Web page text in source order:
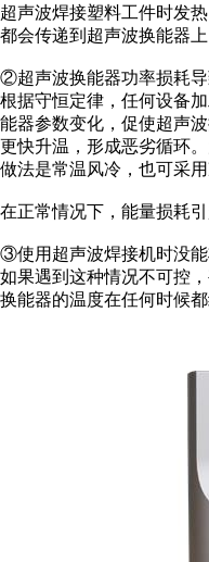
超声波焊接塑料工件时发
都会传递到超声波换能器上
②超声波换能器功率损耗导
根据守恒定律，任何设备
能器参数变化，促使超声
更快升温，形成恶劣循环
做法是常温风冷，也可采用
在正常情况下，能量损耗
③使用超声波焊接机时没
如果遇到这种情况不可控
换能器的温度在任何时候